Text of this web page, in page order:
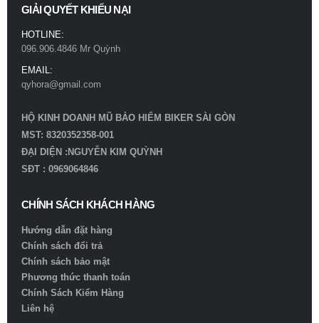
GIẢI QUYẾT KHIẾU NẠI
HOTLINE:
096.906.4846 Mr Quỳnh
EMAIL:
qyhora@gmail.com
HỘ KINH DOANH MŨ BẢO HIỂM BIKER SÀI GÒN
MST: 8320352358-001
ĐẠI DIỆN :NGUYỄN KIM QUỲNH
SĐT : 0969064846
CHÍNH SÁCH KHÁCH HÀNG
Hướng dẫn đặt hàng
Chính sách đổi trả
Chính sách bảo mật
Phương thức thanh toán
Chính Sách Kiểm Hàng
Liên hệ